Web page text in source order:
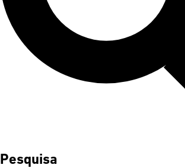
Pesquisa